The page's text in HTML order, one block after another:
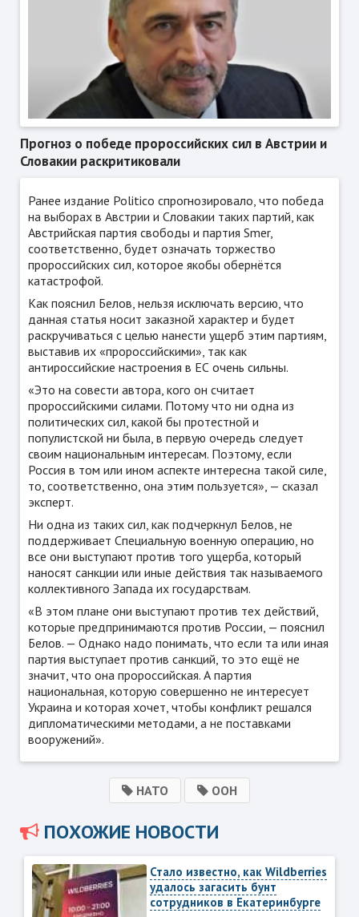
Прогноз о победе пророссийских сил в Австрии и
Словакии раскритиковали
Ранее издание Politico спрогнозировало, что победа
на выборах в Австрии и Словакии таких партий, как
Австрийская партия свободы и партия Smer,
соответственно, будет означать торжество
пророссийских сил, которое якобы обернётся
катастрофой.
Как пояснил Белов, нельзя исключать версию, что
данная статья носит заказной характер и будет
раскручиваться с целью нанести ущерб этим партиям,
выставив их «пророссийскими», так как
антироссийские настроения в ЕС очень сильны.
«Это на совести автора, кого он считает
пророссийскими силами. Потому что ни одна из
политических сил, какой бы протестной и
популистской ни была, в первую очередь следует
своим национальным интересам. Поэтому, если
Россия в том или ином аспекте интересна такой силе,
то, соответственно, она этим пользуется», — сказал
эксперт.
Ни одна из таких сил, как подчеркнул Белов, не
поддерживает Специальную военную операцию, но
все они выступают против того ущерба, который
наносят санкции или иные действия так называемого
коллективного Запада их государствам.
«В этом плане они выступают против тех действий,
которые предпринимаются против России, — пояснил
Белов. — Однако надо понимать, что если та или иная
партия выступает против санкций, то это ещё не
значит, что она пророссийская. А партия
национальная, которую совершенно не интересует
Украина и которая хочет, чтобы конфликт решался
дипломатическими методами, а не поставками
вооружений».
НАТО ООН
ПОХОЖИЕ НОВОСТИ
Стало известно, как Wildberries
удалось загасить бунт
сотрудников в Екатеринбурге